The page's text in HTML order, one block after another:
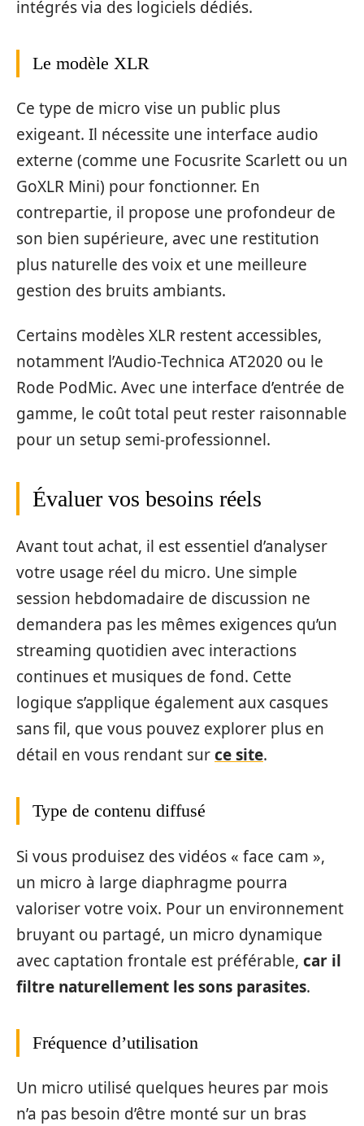
intégrés via des logiciels dédiés.
Le modèle XLR
Ce type de micro vise un public plus
exigeant. Il nécessite une interface audio
externe (comme une Focusrite Scarlett ou un
GoXLR Mini) pour fonctionner. En
contrepartie, il propose une profondeur de
son bien supérieure, avec une restitution
plus naturelle des voix et une meilleure
gestion des bruits ambiants.
Certains modèles XLR restent accessibles,
notamment l’Audio-Technica AT2020 ou le
Rode PodMic. Avec une interface d’entrée de
gamme, le coût total peut rester raisonnable
pour un setup semi-professionnel.
Évaluer vos besoins réels
Avant tout achat, il est essentiel d’analyser
votre usage réel du micro. Une simple
session hebdomadaire de discussion ne
demandera pas les mêmes exigences qu’un
streaming quotidien avec interactions
continues et musiques de fond. Cette
logique s’applique également aux casques
sans fil, que vous pouvez explorer plus en
détail en vous rendant surce site.
Type de contenu diffusé
Si vous produisez des vidéos « face cam »,
un micro à large diaphragme pourra
valoriser votre voix. Pour un environnement
bruyant ou partagé, un micro dynamique
avec captation frontale est préférable, car il
filtre naturellement les sons parasites.
Fréquence d’utilisation
Un micro utilisé quelques heures par mois
n’a pas besoin d’être monté sur un bras